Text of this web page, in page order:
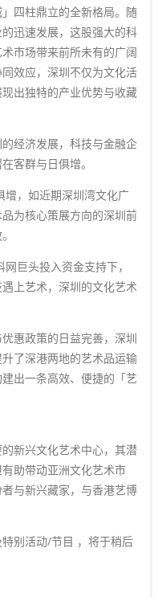
四柱鼎立的全新格局。随
迅速发展，这股强大的科
市场带来前所未有的广阔
效应，深圳不仅为文化活
出独特的产业优势与收藏
经济发展，科技与金融企
客群与日俱增。
增，如近期深圳湾文化广
为核心策展方向的深圳前
巨头投入资金支持下，
上艺术，深圳的文化艺术
惠政策的日益完善，深圳
了深港两地的艺术品运输
出一条高效、便捷的「艺
新兴文化艺术中心，其潜
助带动亚洲文化艺术市
与新兴藏家，与香港艺博
别活动/节目 ，将于稍后